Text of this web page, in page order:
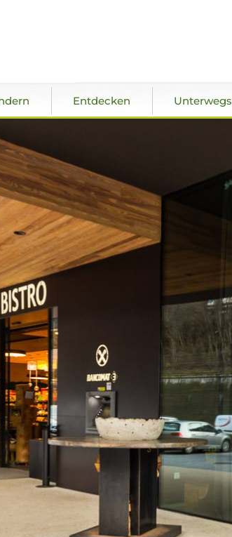
Entdecken Unterwegs